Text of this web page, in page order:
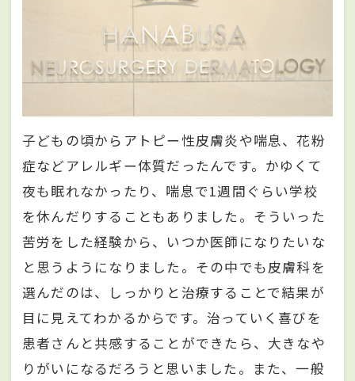
子どもの頃からアトピー性皮膚炎や喘息、花粉
症などアレルギー体質だったんです。かゆくて
夜も眠れなかったり、喘息で1週間ぐらい学校
を休んだりすることもありました。そういった
苦労をした経験から、いつか医師になりたいな
と思うようになりました。その中でも皮膚科を
選んだのは、しっかりと治療することで結果が
目に見えてわかるからです。治っていく喜びを
患者さんと共感することができたら、大きなや
りがいになるだろうと思いました。また、一般